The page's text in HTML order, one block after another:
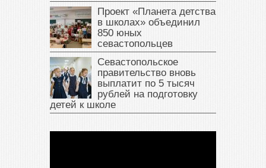
Проект «Планета детства
в школах» объединил
850 юных
севастопольцев
Севастопольское
правительство вновь
выплатит по 5 тысяч
рублей на подготовку
детей к школе